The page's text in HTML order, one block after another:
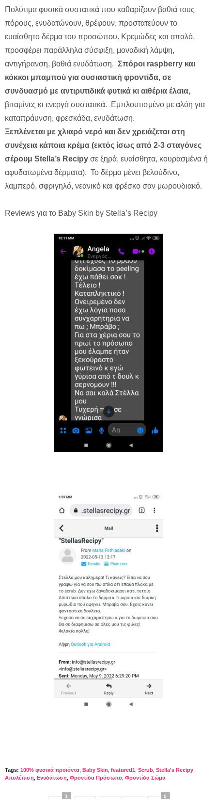
Πολύτιμα φυσικά συστατικά που καθαρίζουν βαθιά τους
πόρους, ενυδατώνουν, θρέφουν, προστατεύουν το
ευαίσθητο δέρμα του προσώπου. Κρεμώδες και απαλό,
προσφέρει παράλληλα σύσφιξη, μοναδική λάμψη,
αντιγήρανση, βαθιά ενυδάτωση. Σπόροι raspberry και
κόκκοι μπαμπού για ουσιαστική φροντίδα, σε
συνδυασμό με αντιρυτιδικά φυτικά κι αιθέρια έλαια,
βιταμίνες κι ενεργά συστατικά. Εμπλουτισμένο με αλόη για
καταπράυνση, φρεσκάδα, ενυδάτωση.
Ξεπλένεται με χλιαρό νερό και δεν χρειάζεται στη
συνέχεια κάποια κρέμα (εκτός ίσως από 2-3 σταγόνες
σέρουμ Stella’s Recipy σε ξηρά, ευαίσθητα, κουρασμένα ή
αφυδατωμένα δέρματα). Το δέρμα μένει βελούδινο,
λαμπερό, σφριγηλό, νεανικό και φρέσκο σαν μωρουδιακό.
Reviews για το Baby Skin by Stella’s Recipy
Tags: 100% φυσικά προιόντα Baby Skin featured1 Scrub Stella's Recipy
Απολέπιση Ενυδάτωση Φροντίδα Πρόσωπο Φροντίδα Σώμα
1 5